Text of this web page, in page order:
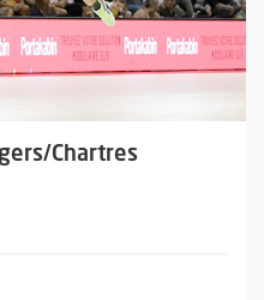
Chartres